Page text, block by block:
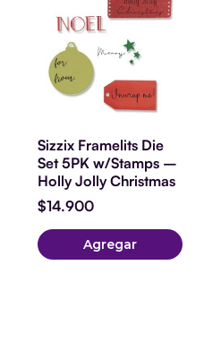
Sizzix Framelits Die
Set 5PK w/Stamps –
Holly Jolly Christmas
$14.900
Agregar